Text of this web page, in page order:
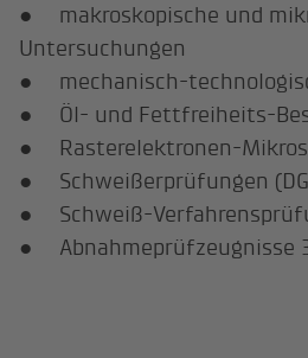
● makroskopische und
Untersuchungen
● mechanisch-
● Öl- und Fettfreiheits-
● Rasterelektronen-
● Schweißerprüfungen
● Schweiß-
● Abnahmeprüfzeugnisse